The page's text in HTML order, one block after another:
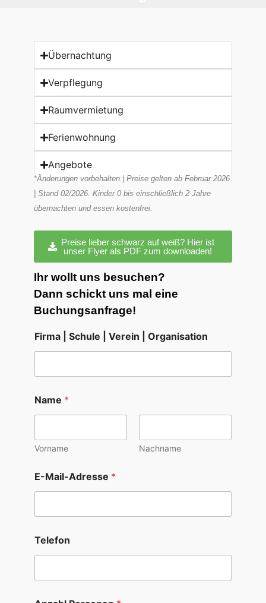
Übernachtung
Verpflegung
Raumvermietung
Ferienwohnung
Angebote
*Änderungen vorbehalten | Preise gelten ab Februar 2026
| Stand 02/2026. Kinder 0 bis einschließlich 2 Jahre
übernachten und essen kostenfrei.
Preise lieber schwarz auf weiß? Hier ist
unser Flyer als PDF zum downloaden!
Ihr wollt uns besuchen?
Dann schickt uns mal eine
Buchungsanfrage!
Firma | Schule | Verein | Organisation
Name *
Vorname Nachname
E-Mail-Adresse *
b
r
i
e
Telefon